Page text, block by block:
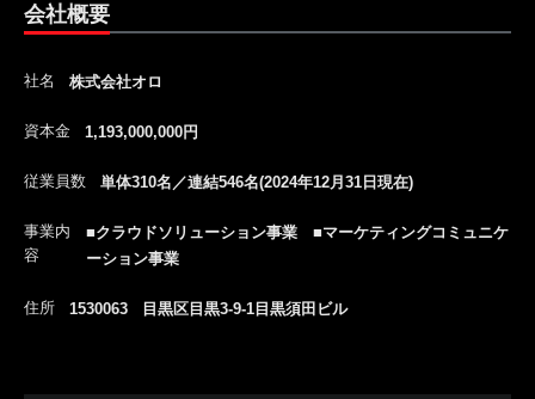
会社概要
社名 株式会社オロ
資本金 1,193,000,000円
従業員数 単体310名／連結546名(2024年12月31日現在)
事業内
容
■クラウドソリューション事業 ■マーケティングコミュニケ
ーション事業
住所 1530063 目黒区目黒3-9-1目黒須田ビル